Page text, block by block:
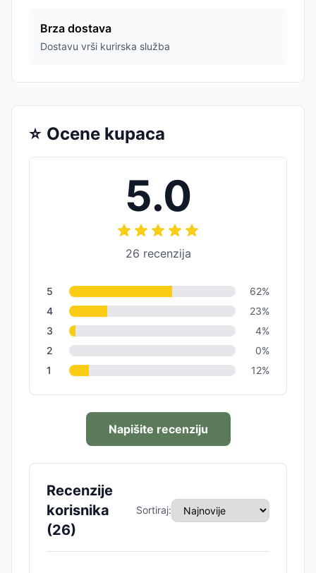
Brza dostava
Dostavu vrši kurirska služba
⭐ Ocene kupaca
5.0
26 recenzija
5 62%
4
23%
3
4%
2
0%
1
12%
Napišite recenziju
Recenzije
korisnika
(26)
Sortiraj: